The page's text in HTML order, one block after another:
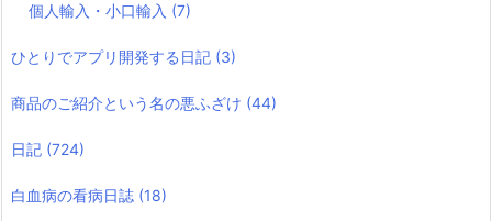
個人輸入・小口輸入 (7)
ひとりでアプリ開発する日記 (3)
商品のご紹介という名の悪ふざけ (44)
日記 (724)
白血病の看病日誌 (18)